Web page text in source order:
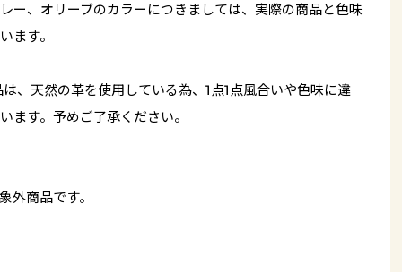
ー、オリーブのカラーにつきましては、実際の商品と色味
ます。
、天然の革を使用している為、1点1点風合いや色味に違
ます。予めご了承ください。
外商品です。